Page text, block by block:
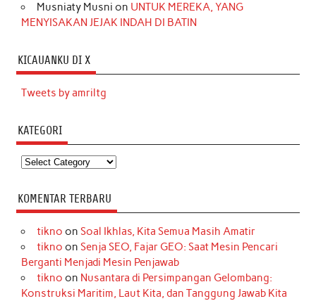
Musniaty Musni on UNTUK MEREKA, YANG
MENYISAKAN JEJAK INDAH DI BATIN
KICAUANKU DI X
Tweets by amriltg
KATEGORI
Kategori
KOMENTAR TERBARU
tikno on Soal Ikhlas, Kita Semua Masih Amatir
tikno on Senja SEO, Fajar GEO: Saat Mesin Pencari
Berganti Menjadi Mesin Penjawab
tikno on Nusantara di Persimpangan Gelombang:
Konstruksi Maritim, Laut Kita, dan Tanggung Jawab Kita